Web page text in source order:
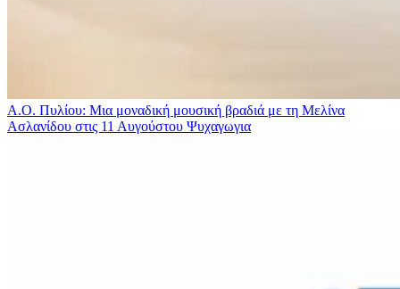
Α.Ο. Πυλίου: Μια μοναδική μουσική βραδιά με τη Μελίνα
Ασλανίδου στις 11 Αυγούστου Ψυχαγωγια